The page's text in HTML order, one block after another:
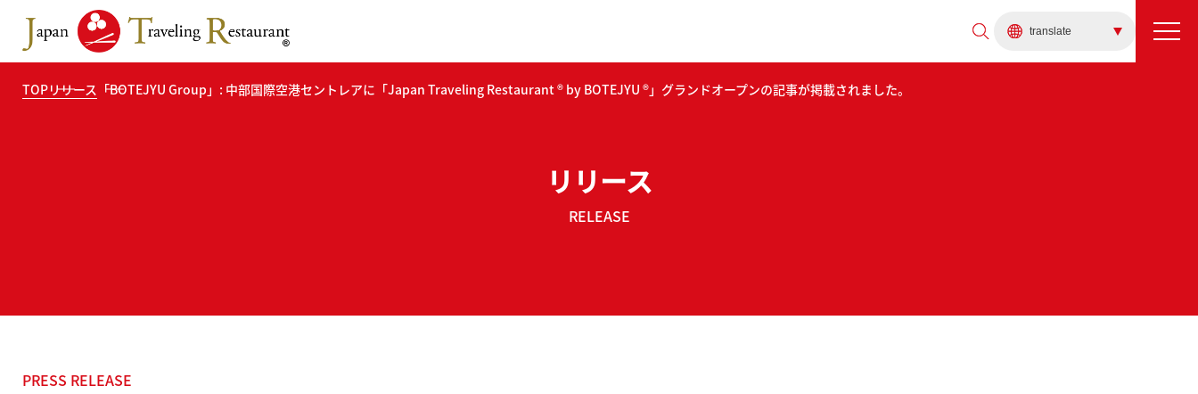
TOPリリース 「BOTEJYU Group」: 中部国際空港セントレアに「Japan Traveling Restaurant ® by BOTEJYU ®」グランドオープンの記事が掲載されました。
リリース
RELEASE
PRESS RELEASE